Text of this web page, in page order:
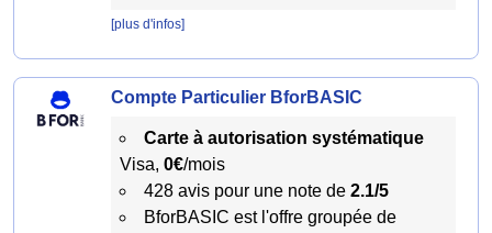
[plus d'infos]
Compte Particulier BforBASIC
Carte à autorisation systématique
Visa, 0€/mois
428 avis pour une note de 2.1/5
BforBASIC est l'offre groupée de